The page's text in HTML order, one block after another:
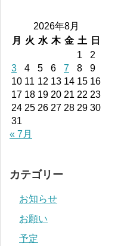
2026年8月
月
火 水 木 金 土
日
1
2
3
4 5 6 7 8
9
10 11 12 13 14 15 16
17 18 19 20 21 22 23
24 25 26 27 28 29 30
31
« 7月
カテゴリー
お知らせ
お願い
予定